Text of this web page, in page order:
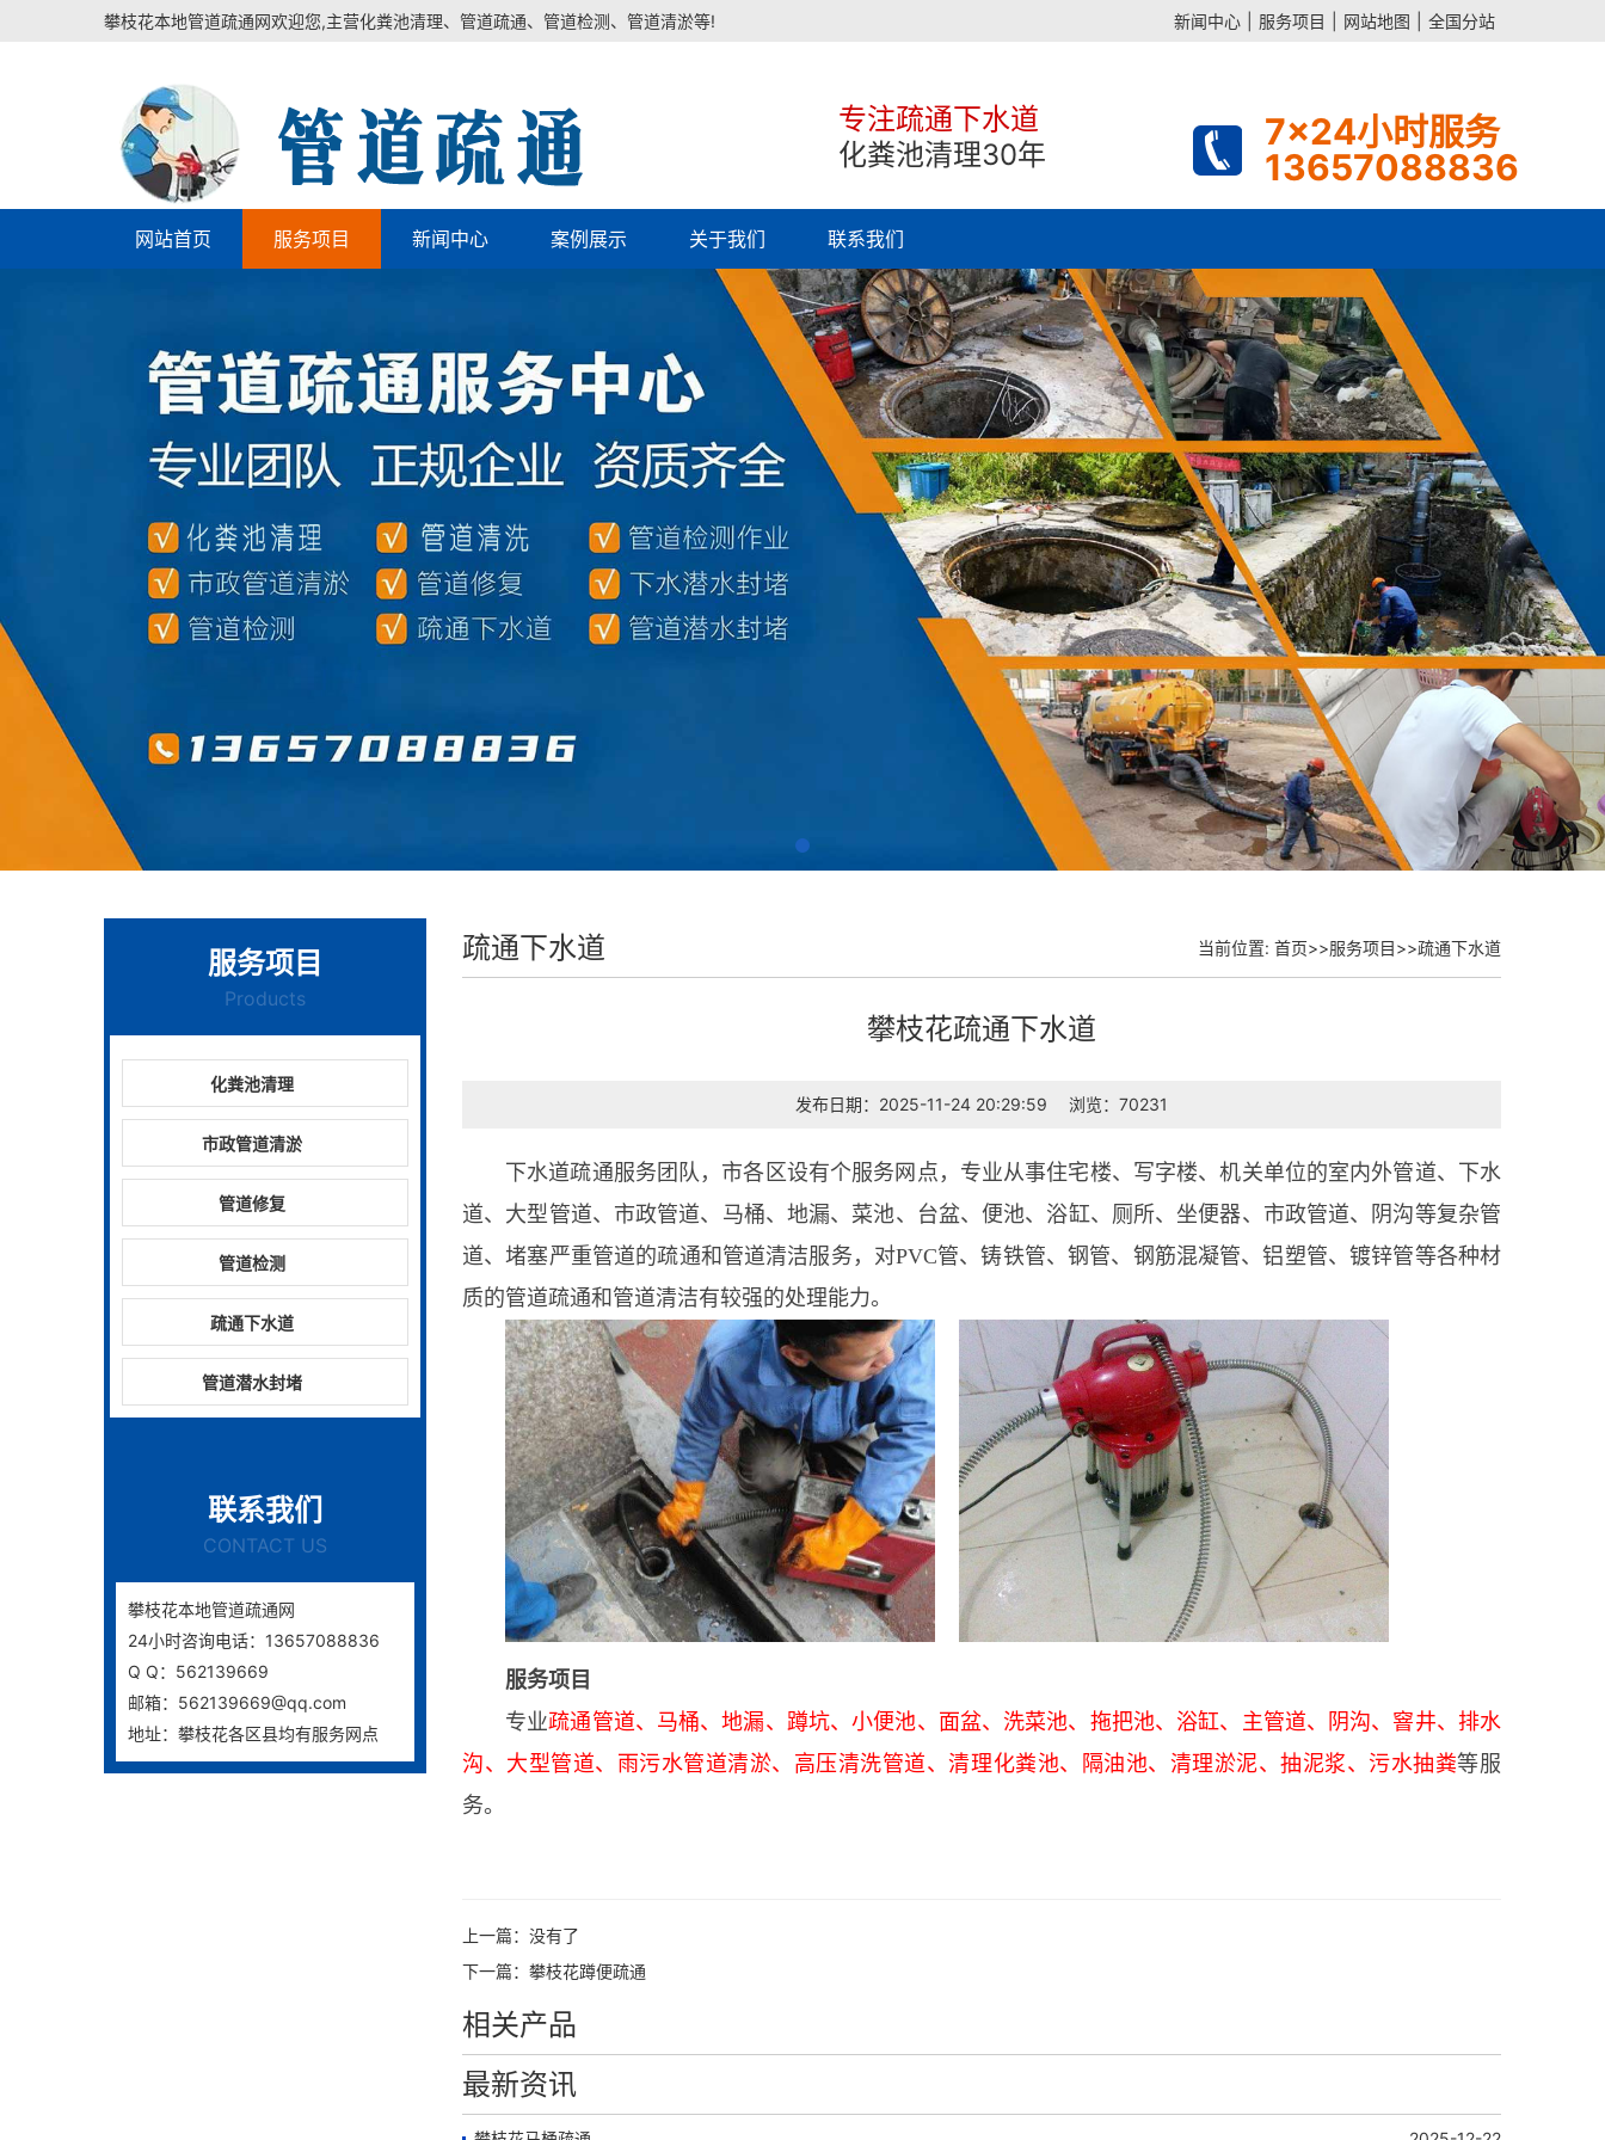
攀枝花本地管道疏通网欢迎您,主营化粪池清理、管道疏通、管道检测、管道清淤等! 新闻中心 服务项目 网站地图 全国分站
专注疏通下水道
化粪池清理30年
7x24小时服务
13657088836
网站首页 服务项目 新闻中心 案例展示 关于我们 联系我们
服务项目
Products
化粪池清理
市政管道清淤
管道修复
管道检测
疏通下水道
管道潜水封堵
联系我们
CONTACT US
攀枝花本地管道疏通网
24小时咨询电话：13657088836
Q Q：562139669
邮箱：562139669@qq.com
地址：攀枝花各区县均有服务网点
疏通下水道 当前位置: 首页>>服务项目>>疏通下水道
攀枝花疏通下水道
发布日期：2025-11-24 20:29:59 浏览：70231
下水道疏通服务团队，市各区设有个服务网点，专业从事住宅楼、写字楼、机关单位的室内外管道、下水
道、大型管道、市政管道、马桶、地漏、菜池、台盆、便池、浴缸、厕所、坐便器、市政管道、阴沟等复杂管
道、堵塞严重管道的疏通和管道清洁服务，对PVC管、铸铁管、钢管、钢筋混凝管、铝塑管、镀锌管等各种材
质的管道疏通和管道清洁有较强的处理能力。
服务项目
专业疏通管道、马桶、地漏、蹲坑、小便池、面盆、洗菜池、拖把池、浴缸、主管道、阴沟、窨井、排水
沟、大型管道、雨污水管道清淤、高压清洗管道、清理化粪池、隔油池、清理淤泥、抽泥浆、污水抽粪等服
务。
上一篇：没有了
下一篇： 攀枝花蹲便疏通
相关产品
最新资讯